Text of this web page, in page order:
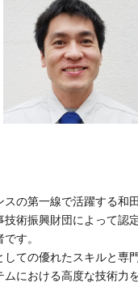
スの第一線で活躍する和
技術振興財団によって認
す。
しての優れたスキルと専
ムにおける高度な技術力